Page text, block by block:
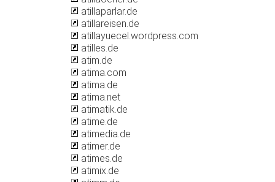
atillaparlar.de
atillareisen.de
atillayuecel.wordpress.com
atilles.de
atim.de
atima.com
atima.de
atima.net
atimatik.de
atime.de
atimedia.de
atimer.de
atimes.de
atimix.de